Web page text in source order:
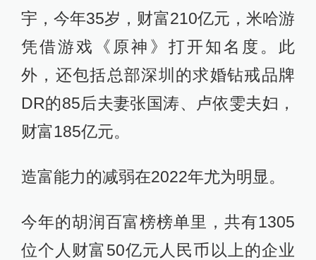
宇，今年35岁，财富210亿元，米哈游
凭借游戏《原神》打开知名度。此
外，还包括总部深圳的求婚钻戒品牌
DR的85后夫妻张国涛、卢依雯夫妇，
财富185亿元。
造富能力的减弱在2022年尤为明显。
今年的胡润百富榜榜单里，共有1305
位个人财富50亿元人民币以上的企业